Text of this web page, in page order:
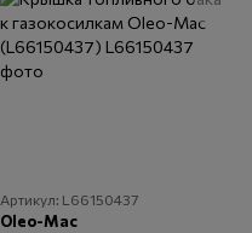
Артикул: L66150437
Oleo-Mac